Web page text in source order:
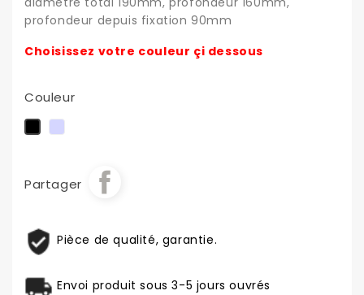
profondeur depuis fixation 90mm
Choisissez votre couleur çi dessous
Couleur
Noir
Partager
Pièce de qualité, garantie.
Envoi produit sous 3-5 jours ouvrés